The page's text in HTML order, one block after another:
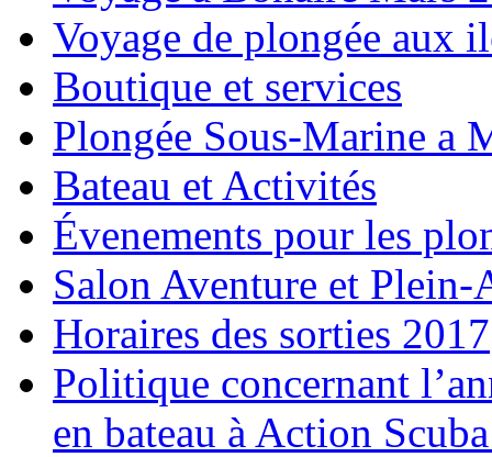
Voyage de plongée aux
Boutique et services
Plongée Sous-Marine a
Bateau et Activités
Évenements pour les
Salon Aventure et
Horaires des sorties 2017
Politique concernant
en bateau à Action